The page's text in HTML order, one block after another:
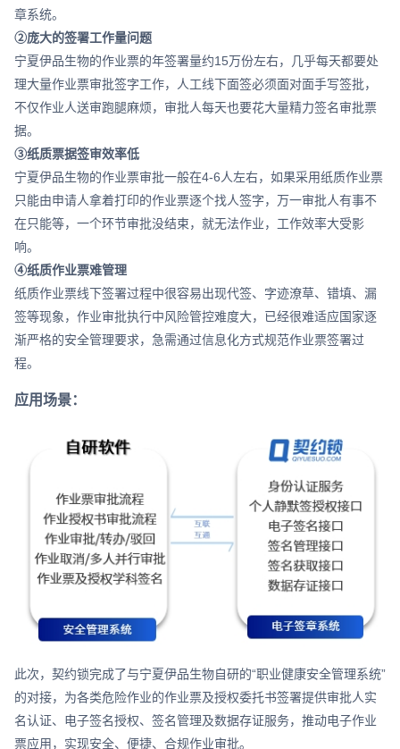
章系统。
②庞大的签署工作量问题
宁夏伊品生物的作业票的年签署量约15万份左右，几乎每天都要处
理大量作业票审批签字工作，人工线下面签必须面对面手写签批，
不仅作业人送审跑腿麻烦，审批人每天也要花大量精力签名审批票
据。
③纸质票据签审效率低
宁夏伊品生物的作业票审批一般在4-6人左右，如果采用纸质作业票
只能由申请人拿着打印的作业票逐个找人签字，万一审批人有事不
在只能等，一个环节审批没结束，就无法作业，工作效率大受影
响。
④纸质作业票难管理
纸质作业票线下签署过程中很容易出现代签、字迹潦草、错填、漏
签等现象，作业审批执行中风险管控难度大，已经很难适应国家逐
渐严格的安全管理要求，急需通过信息化方式规范作业票签署过
程。
应用场景：
此次，契约锁完成了与宁夏伊品生物自研的“职业健康安全管理系统”
的对接，为各类危险作业的作业票及授权委托书签署提供审批人实
名认证、电子签名授权、签名管理及数据存证服务，推动电子作业
票应用，实现安全、便捷、合规作业审批。